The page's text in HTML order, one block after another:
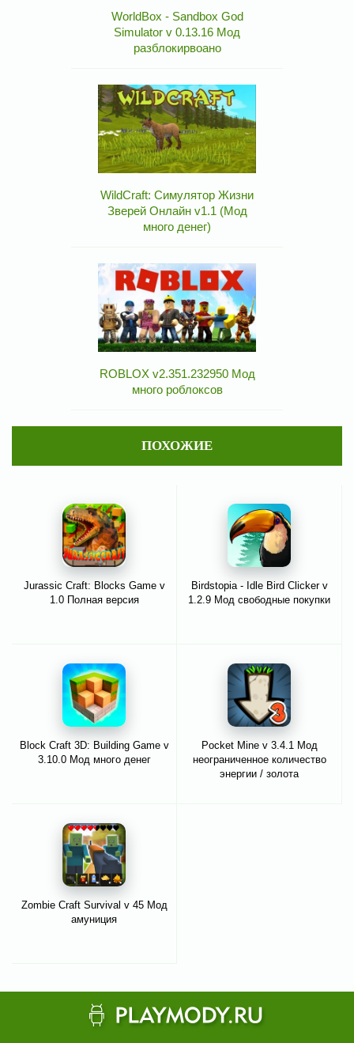
WorldBox - Sandbox God
Simulator v 0.13.16 Мод
разблокирвоано
WildCraft: Симулятор Жизни
Зверей Онлайн v1.1 (Мод
много денег)
ROBLOX v2.351.232950 Мод
много роблоксов
ПОХОЖИЕ
Jurassic Craft: Blocks Game v
1.0 Полная версия
Birdstopia - Idle Bird Clicker v
1.2.9 Мод свободные покупки
Block Craft 3D: Building Game v
3.10.0 Мод много денег
Pocket Mine v 3.4.1 Мод
неограниченное количество
энергии / золота
Zombie Craft Survival v 45 Мод
амуниция